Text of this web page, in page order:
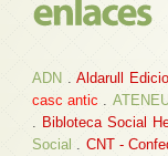
ADN Aldarull
casc antic
Bibloteca Social
Social
CNT -